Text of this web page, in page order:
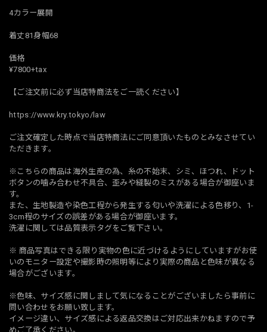
4カラー展開
着丈81身幅68
価格
¥7800+tax
【ご注文前に必ず当店特商法をご一読ください】
https://www.kry.tokyo/law
ご注文確定した時点で当店特商法にご同意頂いたものとみなさせてい
ただきます。
※こちらの商品は海外生産の為、糸の不始末、シミ、ほつれ、ドット
ボタンの噛み合わせ不具合、歪みや縫製のミスがある場合が御座いま
す。
また、生地製造や染色工程から発生する匂いや洗濯による色移り、1-
3cm程のサイズの誤差がある場合が御座います。
洗濯に関しては品質表示タグをご覧下さい。
※ 商品写真はできる限り実物の色に近づけるようにしていますがお使
いのモニター設定や撮影時の照明等により実際の商品と色味が異なる
場合がございます。
※色味、サイズ感に関しまして気になることがございましたら事前に
問い合わせをお願い致します。
イメージ違い、サイズ感による返品交換はご対応出来かねますので予
めご了承ください。